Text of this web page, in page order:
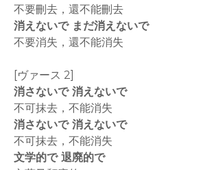
不要刪去，還不能刪去
消えないで まだ消えないで
不要消失，還不能消失
[ヴァース 2]
消さないで 消えないで
不可抹去，不能消失
消さないで 消えないで
不可抹去，不能消失
文学的で 退廃的で